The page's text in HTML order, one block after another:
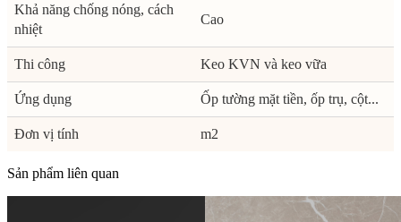
Khả năng chống nóng, cách
nhiệt
Cao
Thi công Keo KVN và keo vữa
Ứng dụng Ốp tường mặt tiền, ốp trụ, cột...
Đơn vị tính m2
Sản phẩm liên quan